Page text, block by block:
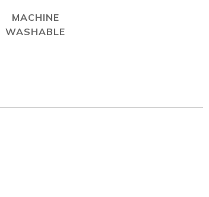
MACHINE
WASHABLE